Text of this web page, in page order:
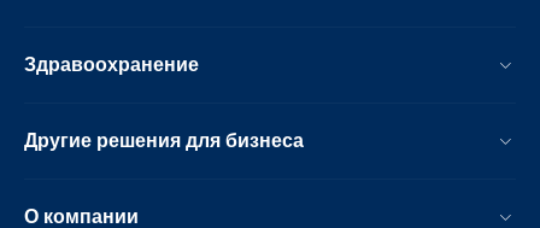
Здравоохранение
Другие решения для бизнеса
О компании